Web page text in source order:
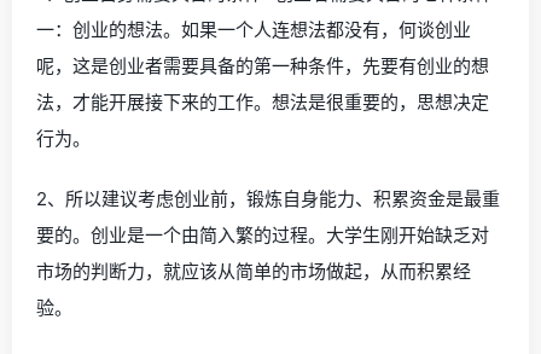
一：创业的想法。如果一个人连想法都没有，何谈创业
呢，这是创业者需要具备的第一种条件，先要有创业的想
法，才能开展接下来的工作。想法是很重要的，思想决定
行为。
2、所以建议考虑创业前，锻炼自身能力、积累资金是最重
要的。创业是一个由简入繁的过程。大学生刚开始缺乏对
市场的判断力，就应该从简单的市场做起，从而积累经
验。